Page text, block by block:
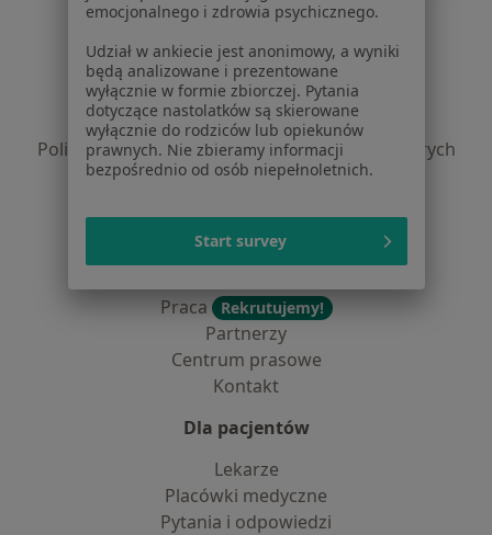
Regulamin
Polityka prywatności pacjentów
Polityka prywatności profesjonalistów
Polityka prywatności dla profesjonalistów, których
dane pozyskaliśmy samodzielnie
Dostępność
Praca
Rekrutujemy!
Partnerzy
Centrum prasowe
Kontakt
Dla pacjentów
Lekarze
Placówki medyczne
Pytania i odpowiedzi
emocjonalnego i zdrowia psychicznego.
Udział w ankiecie jest anonimowy, a wyniki
będą analizowane i prezentowane
wyłącznie w formie zbiorczej. Pytania
dotyczące nastolatków są skierowane
wyłącznie do rodziców lub opiekunów
prawnych. Nie zbieramy informacji
bezpośrednio od osób niepełnoletnich.
Start survey